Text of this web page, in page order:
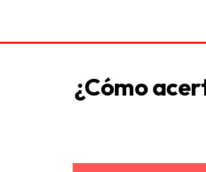
¿Cómo